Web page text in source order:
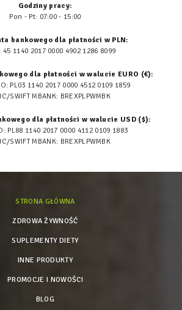
Godziny pracy:
Pon - Pt: 07:00 - 15:00
bankowego dla płatności w PLN:
45 1140 2017 0000 4902 1286 8099
dla płatności w walucie EURO (€):
PL03 1140 2017 0000 4512 0109 1859
SWIFT MBANK: BREXPLPWMBK
dla płatności w walucie USD ($):
PL88 1140 2017 0000 4112 0109 1883
SWIFT MBANK: BREXPLPWMBK
STRONA GŁÓWNA
ZDROWA ŻYWNOŚĆ
SUPLEMENTY DIETY
INNE PRODUKTY
PROMOCJE I NOWOŚCI
BLOG